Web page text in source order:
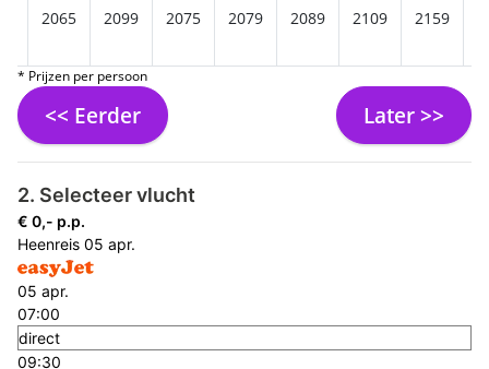
2065 2099 2075 2079 2089 2109 2159
* Prijzen per persoon
<< Eerder Later >>
2. Selecteer vlucht
€ 0,- p.p.
Heenreis 05 apr.
05 apr.
07:00
direct
09:30